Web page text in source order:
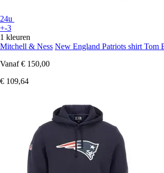
24u
+-3
1 kleuren
Mitchell & Ness New England Patriots shirt Tom
Vanaf € 150,00
€ 109,64